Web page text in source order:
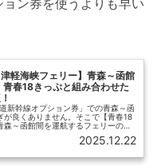
津軽海峡フェリー】青森～函館
春18きっぷと組み合わせた
新幹線オプション券」での青森～函
が良くありません。そこで【青春18
森～函館間を運航するフェリーの利
記事では「青函フェリー」「津軽海
、料金、フェリーターミナルへのア
2025.12.22